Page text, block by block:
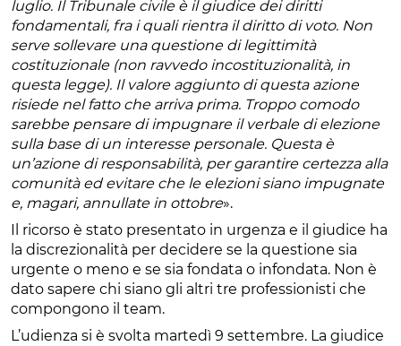
luglio. Il Tribunale civile è il giudice dei diritti
fondamentali, fra i quali rientra il diritto di voto. Non
serve sollevare una questione di legittimità
costituzionale (non ravvedo incostituzionalità, in
questa legge). Il valore aggiunto di questa azione
risiede nel fatto che arriva prima. Troppo comodo
sarebbe pensare di impugnare il verbale di elezione
sulla base di un interesse personale. Questa è
un’azione di responsabilità, per garantire certezza alla
comunità ed evitare che le elezioni siano impugnate
e, magari, annullate in ottobre».
Il ricorso è stato presentato in urgenza e il giudice ha
la discrezionalità per decidere se la questione sia
urgente o meno e se sia fondata o infondata. Non è
dato sapere chi siano gli altri tre professionisti che
compongono il team.
L’udienza si è svolta martedì 9 settembre. La giudice